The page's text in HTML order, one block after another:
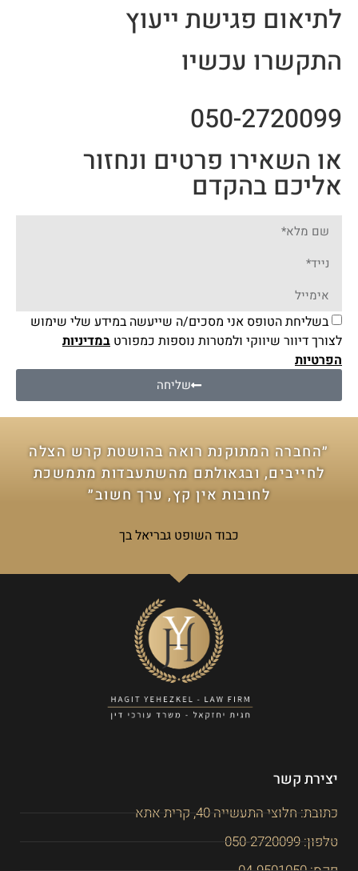
לתיאום פגישת ייעוץ
התקשרו עכשיו
050-2720099
או השאירו פרטים ונחזור
אליכם בהקדם
בשליחת הטופס אני מסכים/ה שייעשה במידע שלי שימוש
לצורך דיוור שיווקי ולמטרות נוספות כמפורט במדיניות
הפרטיות
שליחה
״החברה המתוקנת רואה בהושטת קרש הצלה
לחייבים, ובגאולתם מהשתעבדות מתמשכת
לחובות אין קץ, ערך חשוב״
כבוד השופט גבריאל בך
יצירת קשר
כתובת: חלוצי התעשייה 40, קרית אתא
טלפון: 050-2720099